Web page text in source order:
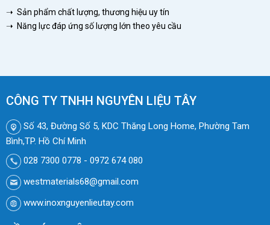
➝ Sản phẩm chất lượng, thương hiệu uy tín
➝ Năng lực đáp ứng số lượng lớn theo yêu cầu
CÔNG TY TNHH NGUYÊN LIỆU TÂY
Số 43, Đường Số 5, KDC Thăng Long Home, Phường Tam
Bình,TP. Hồ Chí Minh
028 7300 0778 - 0972 674 080
westmaterials68@gmail.com
www.inoxnguyenlieutay.com